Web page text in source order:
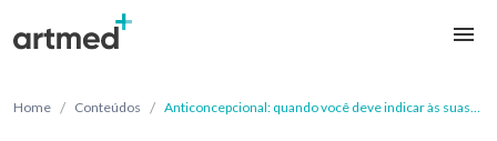
Home / Conteúdos / Anticoncepcional: quando você deve indicar às suas